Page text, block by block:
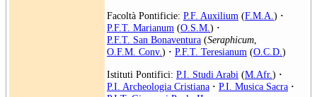
Facoltà Pontificie: P.F. Auxilium (F.M.A.) ·
P.F.T. Marianum (O.S.M.) ·
P.F.T. San Bonaventura (Seraphicum,
O.F.M. Conv.) · P.F.T. Teresianum (O.C.D.)
Istituti Pontifici: P.I. Studi Arabi (M.Afr.) ·
P.I. Archeologia Cristiana · P.I. Musica Sacra ·